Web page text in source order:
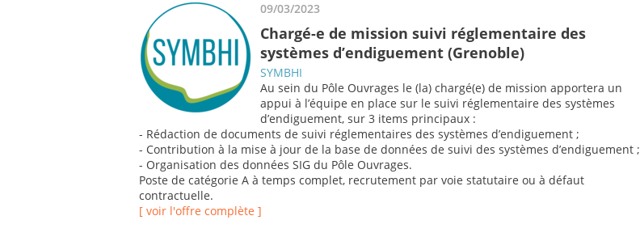
09/03/2023
Chargé-e de mission suivi réglementaire des
systèmes d’endiguement (Grenoble)
SYMBHI
Au sein du Pôle Ouvrages le (la) chargé(e) de mission apportera un
appui à l’équipe en place sur le suivi réglementaire des systèmes
d’endiguement, sur 3 items principaux :
- Rédaction de documents de suivi réglementaires des systèmes d’endiguement ;
- Contribution à la mise à jour de la base de données de suivi des systèmes d’endiguement ;
- Organisation des données SIG du Pôle Ouvrages.
Poste de catégorie A à temps complet, recrutement par voie statutaire ou à défaut
contractuelle.
[ voir l'offre complète ]